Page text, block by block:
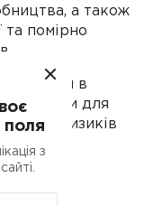
а також
та помірно
в
бази для
ризиків
поля
з